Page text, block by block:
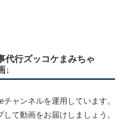
代行ズッコケまみちゃ
↓
ャンネルを運用しています。
て動画をお届けしましょう。